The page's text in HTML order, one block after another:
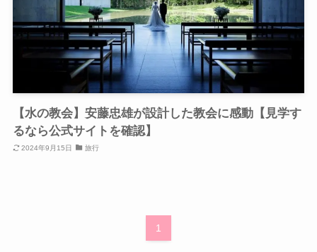
【水の教会】安藤忠雄が設計した教会に感動【見学す
るなら公式サイトを確認】
2024年9月15日 旅行
1